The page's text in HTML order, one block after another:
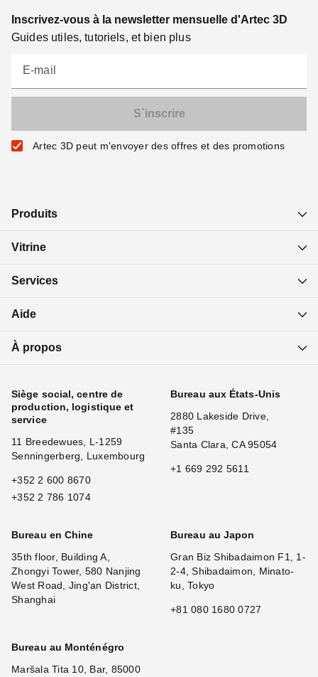
Inscrivez-vous à la newsletter mensuelle d'Artec 3D
Guides utiles, tutoriels, et bien plus
E-mail
Artec 3D peut m'envoyer des offres et des promotions
Produits
Vitrine
Services
Aide
À propos
Siège social, centre de
production, logistique et
service
11 Breedewues, L-1259
Senningerberg, Luxembourg
+352 2 600 8670
+352 2 786 1074
Bureau aux États-Unis
2880 Lakeside Drive,
#135
Santa Clara, CA 95054
+1 669 292 5611
Bureau en Chine
35th floor, Building A,
Zhongyi Tower, 580 Nanjing
West Road, Jing'an District,
Shanghai
Bureau au Japon
Gran Biz Shibadaimon F1, 1-
2-4, Shibadaimon, Minato-
ku, Tokyo
+81 080 1680 0727
Bureau au Monténégro
Maršala Tita 10, Bar, 85000